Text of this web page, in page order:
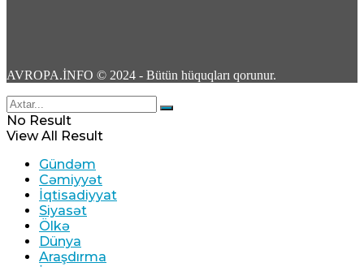
AVROPA.İNFO © 2024 - Bütün hüquqları qorunur.
No Result
View All Result
Gündəm
Cəmiyyət
İqtisadiyyat
Siyasət
Ölkə
Dünya
Araşdırma